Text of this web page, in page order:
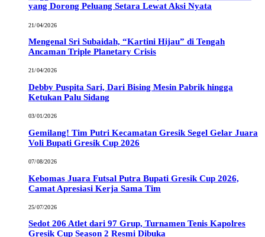
yang Dorong Peluang Setara Lewat Aksi Nyata
21/04/2026
Mengenal Sri Subaidah, “Kartini Hijau” di Tengah
Ancaman Triple Planetary Crisis
21/04/2026
Debby Puspita Sari, Dari Bising Mesin Pabrik hingga
Ketukan Palu Sidang
03/01/2026
Gemilang! Tim Putri Kecamatan Gresik Segel Gelar Juara
Voli Bupati Gresik Cup 2026
07/08/2026
Kebomas Juara Futsal Putra Bupati Gresik Cup 2026,
Camat Apresiasi Kerja Sama Tim
25/07/2026
Sedot 206 Atlet dari 97 Grup, Turnamen Tenis Kapolres
Gresik Cup Season 2 Resmi Dibuka